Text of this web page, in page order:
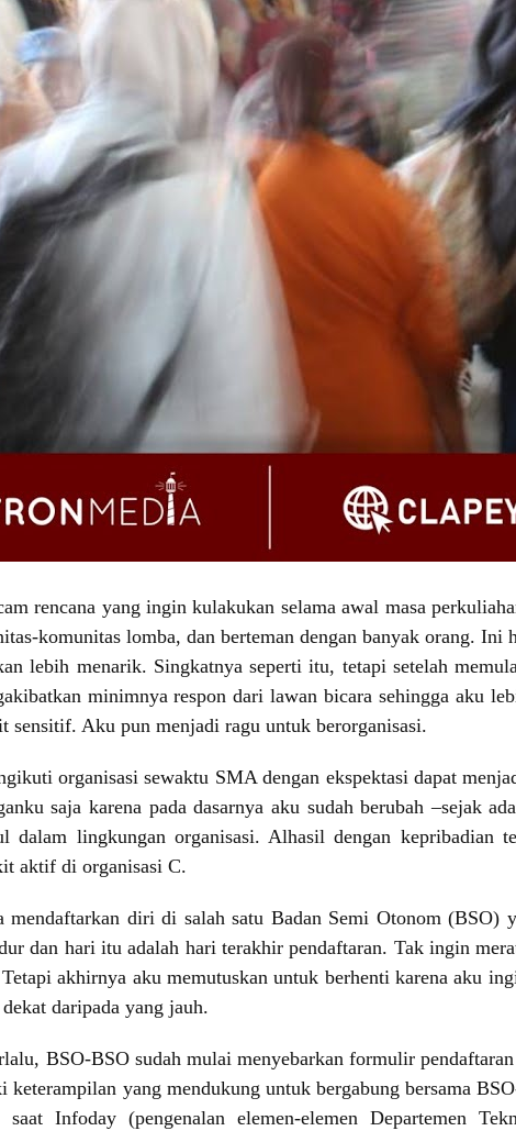
rencana yang ingin kulakukan selama awal masa
komunitas lomba, dan berteman dengan banyak orang.
lebih menarik. Singkatnya seperti itu, tetapi setelah
minimnya respon dari lawan bicara sehingga aku
sensitif. Aku pun menjadi ragu untuk berorganisasi.
organisasi sewaktu SMA dengan ekspektasi dapat
saja karena pada dasarnya aku sudah berubah –sejak
dalam lingkungan organisasi. Alhasil dengan kepribadian
aktif di organisasi C.
mendaftarkan diri di salah satu Badan Semi Otonom
dan hari itu adalah hari terakhir pendaftaran. Tak ingin
akhirnya aku memutuskan untuk berhenti karena aku
daripada yang jauh.
BSO-BSO sudah mulai menyebarkan formulir
yang mendukung untuk bergabung bersama
Infoday (pengenalan elemen-elemen Departemen